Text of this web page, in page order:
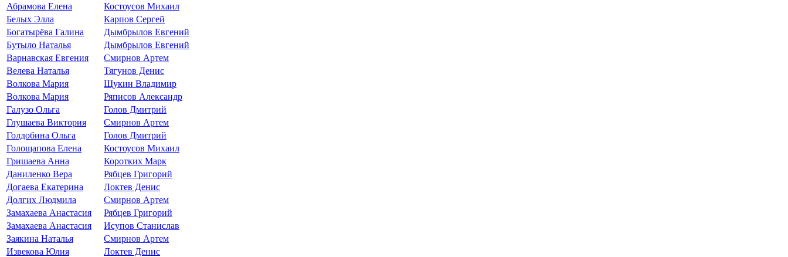
Абрамова Елена
Костоусов Михаил
Белых Элла
Карпов Сергей
Богатырёва Галина
Дымбрылов Евгений
Бутыло Наталья
Дымбрылов Евгений
Варнавская Евгения
Смирнов Артем
Велева Наталья
Тягунов Денис
Волкова Мария
Щукин Владимир
Волкова Мария
Ряписов Александр
Галузо Ольга
Голов Дмитрий
Глушаева Виктория
Смирнов Артем
Голдобина Ольга
Голов Дмитрий
Голощапова Елена
Костоусов Михаил
Гришаева Анна
Коротких Марк
Даниленко Вера
Рябцев Григорий
Догаева Екатерина
Локтев Денис
Долгих Людмила
Смирнов Артем
Замахаева Анастасия
Рябцев Григорий
Замахаева Анастасия
Исупов Станислав
Заякина Наталья
Смирнов Артем
Извекова Юлия
Локтев Денис